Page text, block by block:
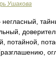
Ушакова
потайной,